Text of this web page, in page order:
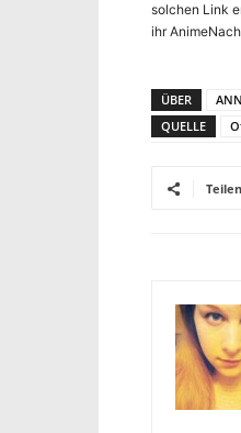
solchen Link
ihr
ÜBER
ANN
QUELLE
Teilen